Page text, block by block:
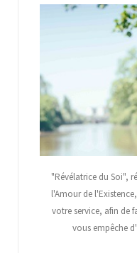
"Révélatrice du Soi",
l'Amour de
votre service, afin de
vous empêche